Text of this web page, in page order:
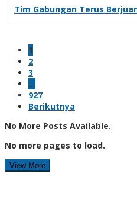
Tim Gabungan Terus
1
2
3
…
927
Berikutnya
No More Posts Available.
No more pages to load.
View More